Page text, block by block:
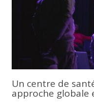
Un centre de
approche globale